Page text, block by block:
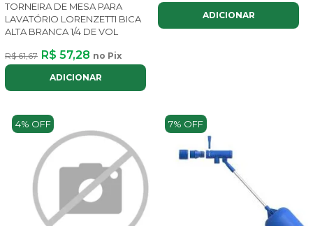
TORNEIRA DE MESA PARA
LAVATÓRIO LORENZETTI BICA
ALTA BRANCA 1/4 DE VOL
R$ 61,67 R$ 57,28 no Pix
ADICIONAR
ADICIONAR
4% OFF 7% OFF